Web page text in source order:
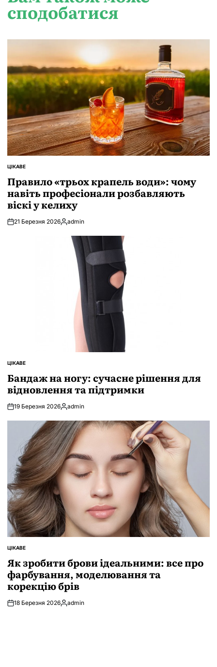
сподобатися
ОПУБЛІКУВАТИ
ЦІКАВЕ
Правило «трьох крапель води»: чому
навіть професіонали розбавляють
віскі у келиху
21 Березня 2026Опубліковано
admin
ОПУБЛІКУВАТИ
ЦІКАВЕ
Бандаж на ногу: сучасне рішення для
відновлення та підтримки
19 Березня 2026Опубліковано
admin
ОПУБЛІКУВАТИ
ЦІКАВЕ
Як зробити брови ідеальними: все про
фарбування, моделювання та
корекцію брів
18 Березня 2026Опубліковано
admin